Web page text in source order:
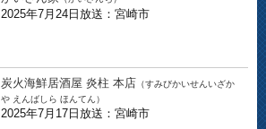
2025年7月24日放送：宮崎市
炭火海鮮居酒屋 炎柱 本店 （すみびかいせんいざか
や えんばしら ほんてん）
2025年7月17日放送：宮崎市